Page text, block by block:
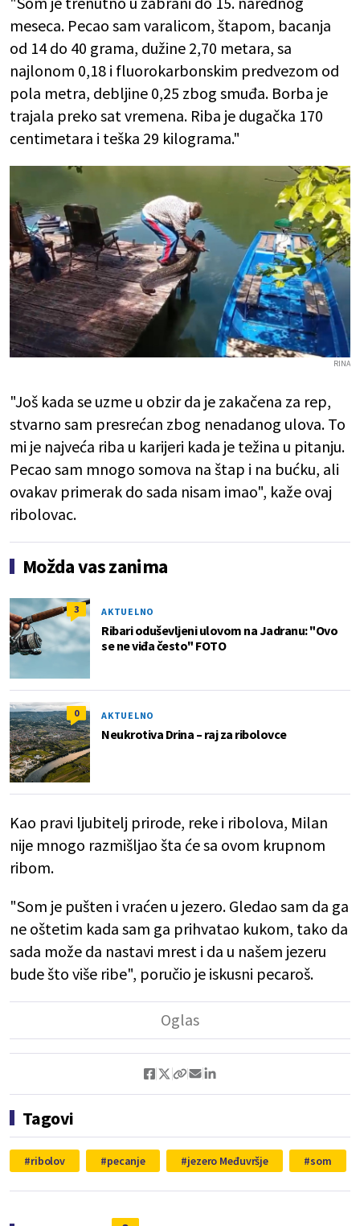
meseca. Pecao sam varalicom, štapom, bacanja
od 14 do 40 grama, dužine 2,70 metara, sa
najlonom 0,18 i fluorokarbonskim predvezom od
pola metra, debljine 0,25 zbog smuđa. Borba je
trajala preko sat vremena. Riba je dugačka 170
centimetara i teška 29 kilograma."
RINA
"Još kada se uzme u obzir da je zakačena za rep,
stvarno sam presrećan zbog nenadanog ulova. To
mi je najveća riba u karijeri kada je težina u pitanju.
Pecao sam mnogo somova na štap i na bućku, ali
ovakav primerak do sada nisam imao", kaže ovaj
ribolovac.
Možda vas zanima
3 AKTUELNO
Ribari oduševljeni ulovom na Jadranu: "Ovo
se ne viđa često" FOTO
0 AKTUELNO
Neukrotiva Drina – raj za ribolovce
Kao pravi ljubitelj prirode, reke i ribolova, Milan
nije mnogo razmišljao šta će sa ovom krupnom
ribom.
"Som je pušten i vraćen u jezero. Gledao sam da ga
ne oštetim kada sam ga prihvatao kukom, tako da
sada može da nastavi mrest i da u našem jezeru
bude što više ribe", poručio je iskusni pecaroš.
Tagovi
ribolov pecanje jezero Međuvršje som